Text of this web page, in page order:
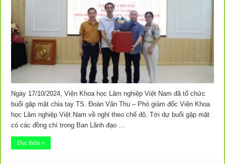
Ngày 17/10/2024, Viện Khoa học Lâm nghiệp Việt Nam đã tổ chức
buổi gặp mặt chia tay TS. Đoàn Văn Thu – Phó giám đốc Viện Khoa
học Lâm nghiệp Việt Nam về nghỉ theo chế độ. Tới dự buổi gặp mặt
có các đồng chí trong Ban Lãnh đạo …
Đọc thêm »